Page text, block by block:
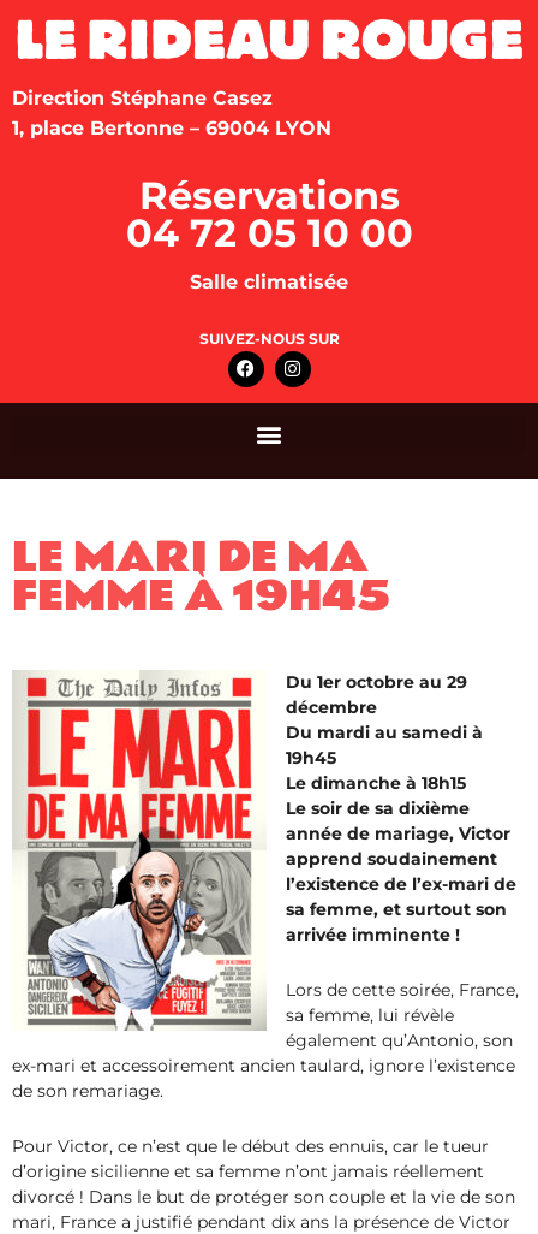
Direction Stéphane Casez
1, place Bertonne – 69004 LYON
Réservations
04 72 05 10 00
Salle climatisée
SUIVEZ-NOUS SUR
LE MARI DE MA
FEMME À 19H45
Du 1er octobre au 29
décembre
Du mardi au samedi à
19h45
Le dimanche à 18h15
Le soir de sa dixième
année de mariage, Victor
apprend soudainement
l’existence de l’ex-mari de
sa femme, et surtout son
arrivée imminente !
Lors de cette soirée, France,
sa femme, lui révèle
également qu’Antonio, son
ex-mari et accessoirement ancien taulard, ignore l’existence
de son remariage.
Pour Victor, ce n’est que le début des ennuis, car le tueur
d’origine sicilienne et sa femme n’ont jamais réellement
divorcé ! Dans le but de protéger son couple et la vie de son
mari, France a justifié pendant dix ans la présence de Victor